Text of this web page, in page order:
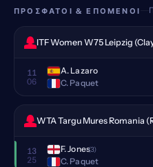
ΠΡΌΣΦΑΤΟΙ & ΕΠΌΜΕΝΟΙ
ITF Women W75 Leipzig
11
06
A. Lazaro
C. Paquet
WTA Targu Mures Romania
13
25
F. Jones(3)
C. Paquet